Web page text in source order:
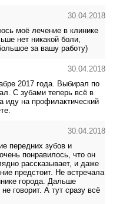
30.04.2018
моё лечение в клинике
нет никакой боли,
за вашу работу)
30.04.2018
2017 года. Выбирал по
С зубами теперь всё в
иду на профилактический
30.04.2018
передних зубов и
понравилось, что он
рассказывает, и даже
предстоит. Не встречала
города. Дальше
говорит. А тут сразу всё